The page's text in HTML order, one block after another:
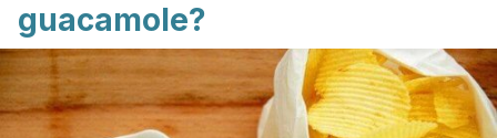
guacamole?